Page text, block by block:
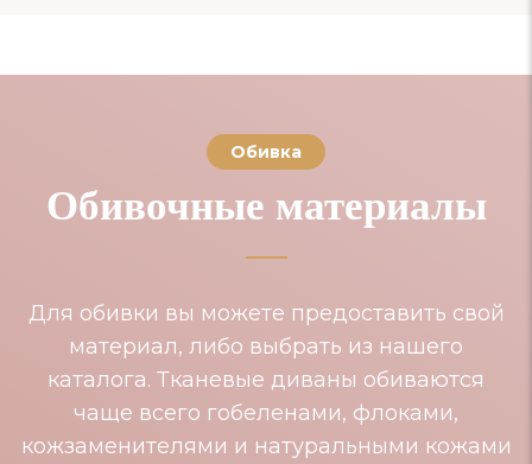
Обивка
Обивочные материалы
Для обивки вы можете предоставить свой
материал, либо выбрать из нашего
каталога. Тканевые диваны обиваются
чаще всего гобеленами, флоками,
кожзаменителями и натуральными кожами